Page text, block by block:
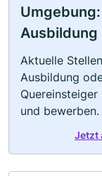
Ausbildung
Aktuelle
Ausbildung
und bewerben.
Jetzt